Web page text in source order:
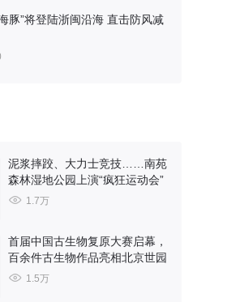
豚”将登陆浙闽沿海 直击防风减
泥浆摔跤、大力士竞技……南苑
森林湿地公园上演“疯狂运动会”
1.7万
首届中国古生物复原大赛启幕，
百余件古生物作品亮相北京世园
1.5万